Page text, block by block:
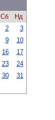
Сб
Нд
2
3
9
10
16
17
23
24
30 31